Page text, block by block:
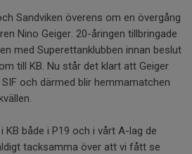
Sandviken överens om en övergång
Nino Geiger. 20-åringen tillbringade
med Superettanklubben innan beslut
till KB. Nu står det klart att Geiger
och därmed blir hemmamatchen
KB både i P19 och i vårt A-lag de
tacksamma över att vi fått se